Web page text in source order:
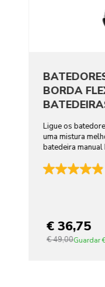
BORDA
Ligue os
uma mistura
batedeira manual
€ 36,75
€ 49,00Guardar